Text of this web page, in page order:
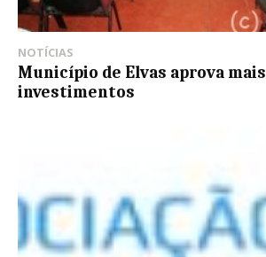
NOTÍCIAS
Município de Elvas aprova mais
investimentos